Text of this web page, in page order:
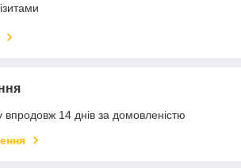
14 днів за домовленістю